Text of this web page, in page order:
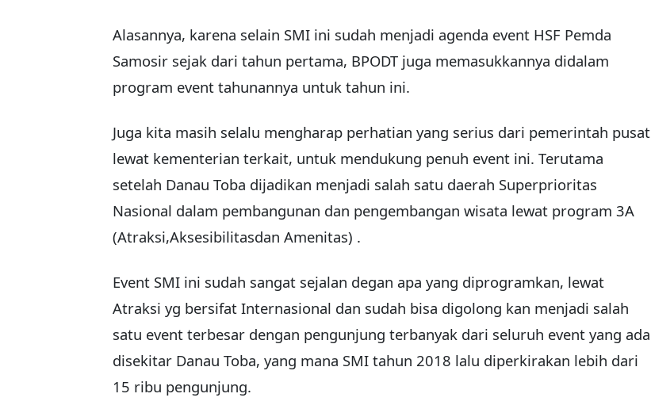
Alasannya, karena selain SMI ini sudah menjadi agenda event HSF Pemda
Samosir sejak dari tahun pertama, BPODT juga memasukkannya didalam
program event tahunannya untuk tahun ini.
Juga kita masih selalu mengharap perhatian yang serius dari pemerintah pusat
lewat kementerian terkait, untuk mendukung penuh event ini. Terutama
setelah Danau Toba dijadikan menjadi salah satu daerah Superprioritas
Nasional dalam pembangunan dan pengembangan wisata lewat program 3A
(Atraksi,Aksesibilitasdan Amenitas) .
Event SMI ini sudah sangat sejalan degan apa yang diprogramkan, lewat
Atraksi yg bersifat Internasional dan sudah bisa digolong kan menjadi salah
satu event terbesar dengan pengunjung terbanyak dari seluruh event yang ada
disekitar Danau Toba, yang mana SMI tahun 2018 lalu diperkirakan lebih dari
15 ribu pengunjung.